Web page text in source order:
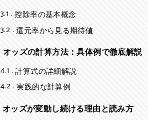
3.1
控除率の基本概念
3.2 還元率から見る期待値
オッズの計算方法：具体例で徹底解説
4.1
計算式の詳細解説
4.2 実践的な計算例
オッズが変動し続ける理由と読み方